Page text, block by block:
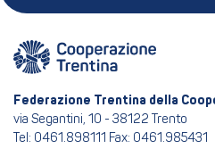
Federazione Trentina della
via Segantini, 10 - 38122 Trento
Tel: 0461.898111 Fax: 0461.985431